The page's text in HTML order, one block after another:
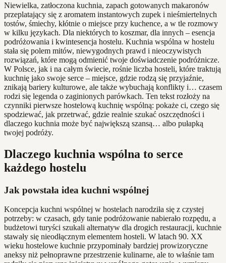
Niewielka, zatłoczona kuchnia, zapach gotowanych makaronów
przeplatający się z aromatem instantowych zupek i nieśmiertelnych
tostów, śmiechy, kłótnie o miejsce przy kuchence, a w tle rozmowy
w kilku językach. Dla niektórych to koszmar, dla innych – esencja
podróżowania i kwintesencja hostelu. Kuchnia wspólna w hostelu
stała się polem mitów, niewygodnych prawd i nieoczywistych
rozwiązań, które mogą odmienić twoje doświadczenie podróżnicze.
W Polsce, jak i na całym świecie, rośnie liczba hosteli, które traktują
kuchnię jako swoje serce – miejsce, gdzie rodzą się przyjaźnie,
znikają bariery kulturowe, ale także wybuchają konflikty i… czasem
rodzi się legenda o zaginionych parówkach. Ten tekst rozłoży na
czynniki pierwsze hostelową kuchnię wspólną: pokaże ci, czego się
spodziewać, jak przetrwać, gdzie realnie szukać oszczędności i
dlaczego kuchnia może być największą szansą… albo pułapką
twojej podróży.
Dlaczego kuchnia wspólna to serce
każdego hostelu
Jak powstała idea kuchni wspólnej
Koncepcja kuchni wspólnej w hostelach narodziła się z czystej
potrzeby: w czasach, gdy tanie podróżowanie nabierało rozpędu, a
budżetowi turyści szukali alternatyw dla drogich restauracji, kuchnie
stawały się nieodłącznym elementem hosteli. W latach 90. XX
wieku hostelowe kuchnie przypominały bardziej prowizoryczne
aneksy niż pełnoprawne przestrzenie kulinarne, ale to właśnie tam